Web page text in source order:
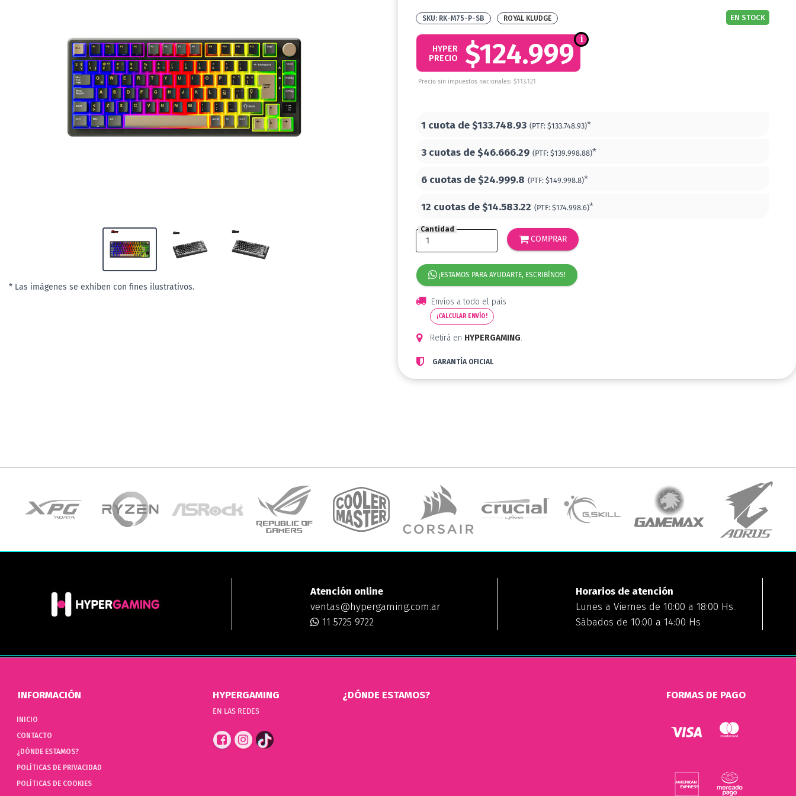
* Las imágenes se exhiben con fines ilustrativos.
RK-M75-P-SB EN STOCK
ROYAL KLUDGE
$124.999
HYPER
PRECIO
Precio sin impuestos nacionales: $113.121
1 cuota de$133.748.93 (PTF: $133.748.93)*
3 cuotas de$46.666.29 (PTF: $139.998.88)*
6 cuotas de$24.999.8 (PTF: $149.998.8)*
12 cuotas de$14.583.22 (PTF: $174.998.6)*
Cantidad
COMPRAR
¡ESTAMOS PARA AYUDARTE, ESCRIBÍNOS!
Envíos a todo el país
¡CALCULAR ENVÍO!
Retirá en HYPERGAMING.
GARANTÍA OFICIAL
Atención online
ventas@hypergaming.com.ar
11 5725 9722
Horarios de atención
Lunes a Viernes de 10:00 a 18:00 Hs.
Sábados de 10:00 a 14:00 Hs
INFORMACIÓN
INICIO
CONTACTO
¿DÓNDE ESTAMOS?
POLÍTICAS DE PRIVACIDAD
POLÍTICAS DE COOKIES
HYPERGAMING
EN LAS REDES
¿DÓNDE ESTAMOS? FORMAS DE PAGO